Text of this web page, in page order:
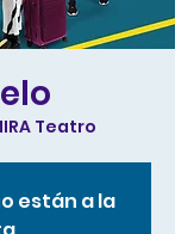
Teatro
están a la